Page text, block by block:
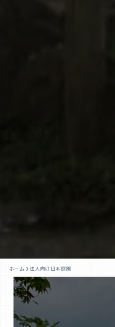
ホーム 法人向け日本庭園